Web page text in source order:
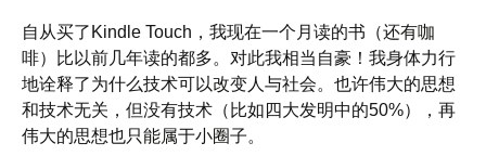
自从买了Kindle Touch，我现在一个月读的书（还有咖
啡）比以前几年读的都多。对此我相当自豪！我身体力行
地诠释了为什么技术可以改变人与社会。也许伟大的思想
和技术无关，但没有技术（比如四大发明中的50%），再
伟大的思想也只能属于小圈子。